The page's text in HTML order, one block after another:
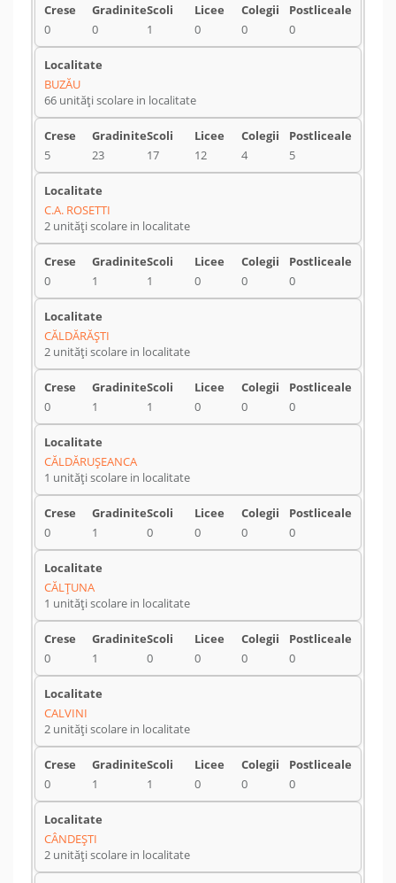
0 0 1 0 0 0
BUZĂU
66 unități scolare in localitate
5 23 17 12 4 5
C.A. ROSETTI
2 unități scolare in localitate
0 1 1 0 0 0
CĂLDĂRĂŞTI
2 unități scolare in localitate
0 1 1 0 0 0
CĂLDĂRUŞEANCA
1 unități scolare in localitate
0 1 0 0 0 0
CĂLŢUNA
1 unități scolare in localitate
0 1 0 0 0 0
CALVINI
2 unități scolare in localitate
0 1 1 0 0 0
CÂNDEŞTI
2 unități scolare in localitate